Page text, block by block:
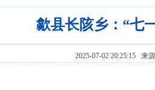
歙县长陔乡：“七
2025-07-02 20:25:15 来源